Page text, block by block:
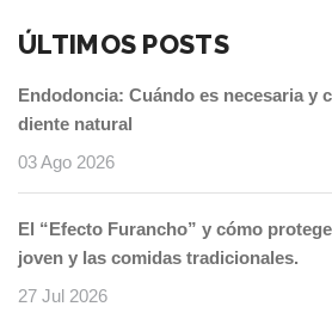
ÚLTIMOS POSTS
Endodoncia: Cuándo es necesaria y
diente natural
03 Ago 2026
El “Efecto Furancho” y cómo
joven y las comidas tradicionales.
27 Jul 2026